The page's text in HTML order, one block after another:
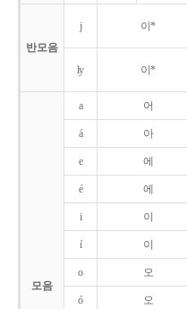
반모음
j 이*
ly 이*
모음
a 어
á 아
e 에
é 에
i 이
í 이
o 오
ó 오